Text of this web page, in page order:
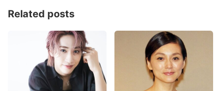
Related posts